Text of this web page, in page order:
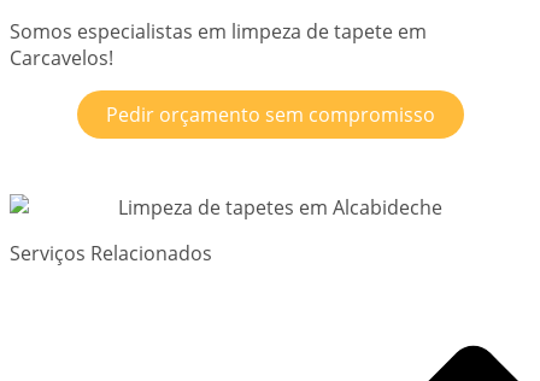
Somos especialistas em limpeza de tapete em
Carcavelos!
Pedir orçamento sem compromisso
Serviços Relacionados